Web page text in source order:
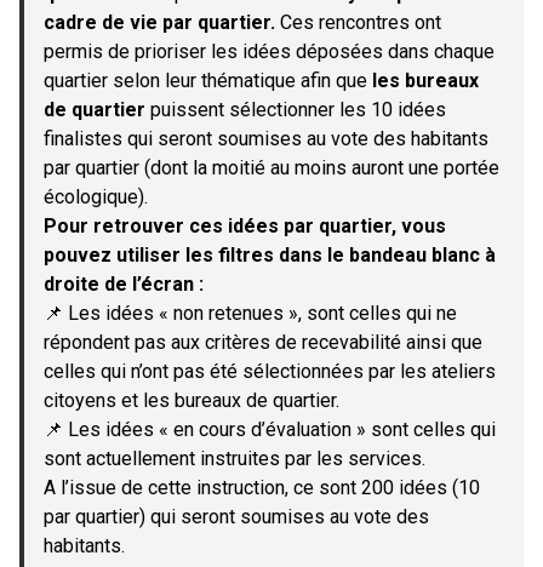
cadre de vie par quartier. Ces rencontres ont
permis de prioriser les idées déposées dans chaque
quartier selon leur thématique afin que les bureaux
de quartier puissent sélectionner les 10 idées
finalistes qui seront soumises au vote des habitants
par quartier (dont la moitié au moins auront une portée
écologique).
Pour retrouver ces idées par quartier, vous
pouvez utiliser les filtres dans le bandeau blanc à
droite de l’écran :
📌 Les idées « non retenues », sont celles qui ne
répondent pas aux critères de recevabilité ainsi que
celles qui n’ont pas été sélectionnées par les ateliers
citoyens et les bureaux de quartier.
📌 Les idées « en cours d’évaluation » sont celles qui
sont actuellement instruites par les services.
A l’issue de cette instruction, ce sont 200 idées (10
par quartier) qui seront soumises au vote des
habitants.